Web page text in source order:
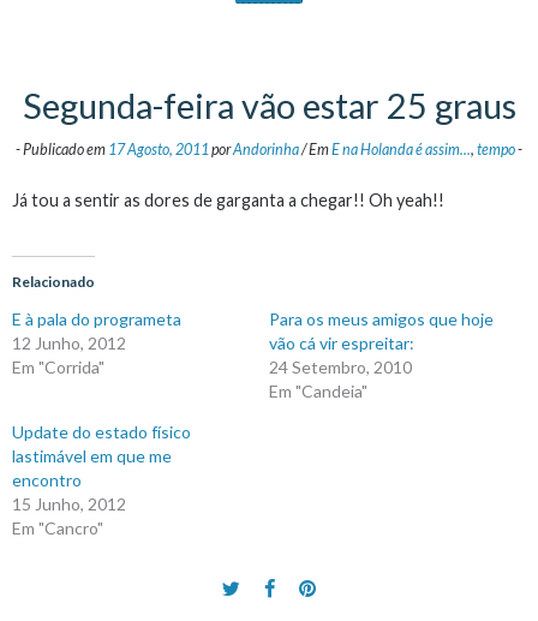
Segunda-feira vão estar 25 graus
-Publicado em 17 Agosto, 2011porAndorinha/EmE na Holanda é assim..., tempo-
Já tou a sentir as dores de garganta a chegar!! Oh yeah!!
Relacionado
E à pala do programeta
12 Junho, 2012
Em "Corrida"
Para os meus amigos que hoje
vão cá vir espreitar:
24 Setembro, 2010
Em "Candeia"
Update do estado físico
lastimável em que me
encontro
15 Junho, 2012
Em "Cancro"